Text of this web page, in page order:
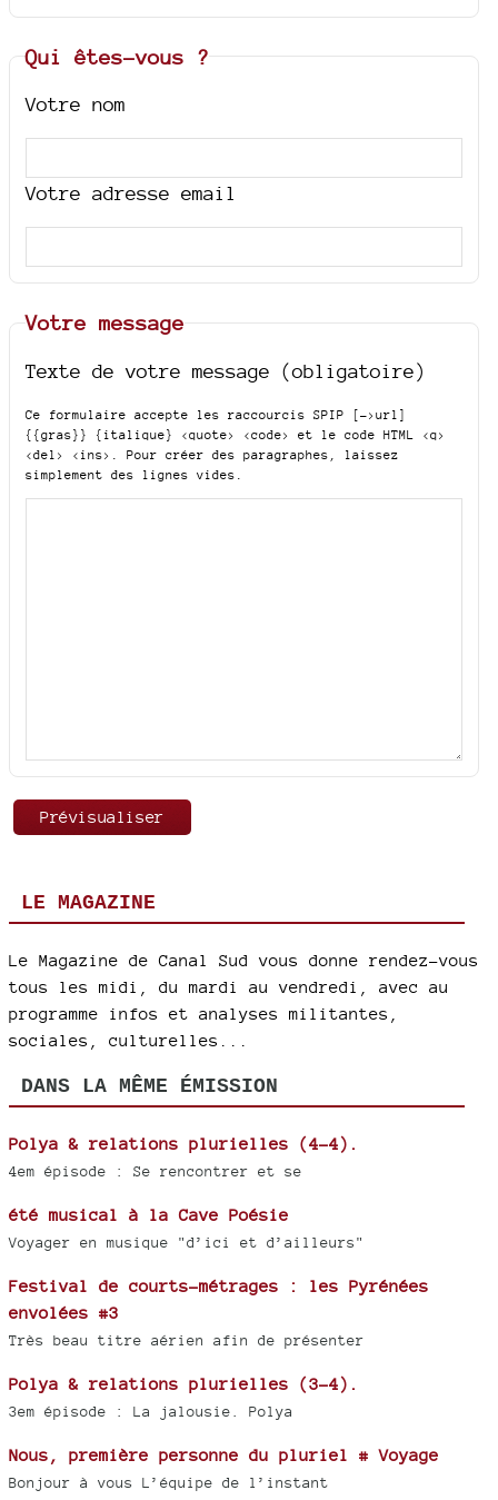
Qui êtes-vous ?
Votre nom
Votre adresse email
Votre message
Texte de votre message (obligatoire)
Ce formulaire accepte les raccourcis SPIP
[->url]
{{gras}} {italique} <quote> <code>
et le code HTML <q>
<del> <ins>
. Pour créer des paragraphes, laissez
simplement des lignes vides.
LE MAGAZINE
Le Magazine de Canal Sud vous donne rendez-vous
tous les midi, du mardi au vendredi, avec au
programme infos et analyses militantes,
sociales, culturelles...
DANS LA MÊME ÉMISSION
Polya & relations plurielles (4-4).
4em épisode : Se rencontrer et se
été musical à la Cave Poésie
Voyager en musique "d’ici et d’ailleurs"
Festival de courts-métrages : les Pyrénées
envolées #3
Très beau titre aérien afin de présenter
Polya & relations plurielles (3-4).
3em épisode : La jalousie. Polya
Nous, première personne du pluriel # Voyage
Bonjour à vous L’équipe de l’instant